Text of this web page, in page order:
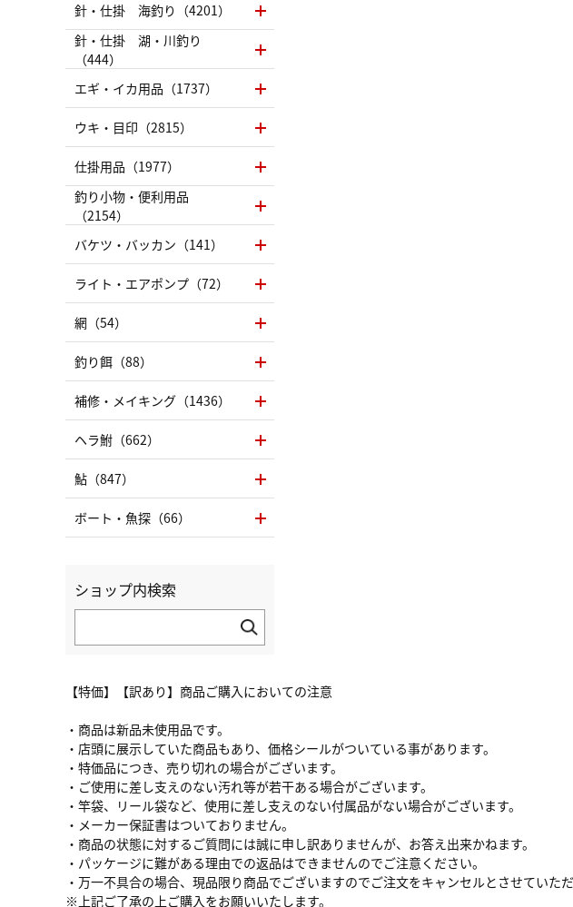
【特価】【訳あり】商品ご購入においての注意
・商品は新品未使用品です。
・店頭に展示していた商品もあり、価格シールがついている事があります。
・特価品につき、売り切れの場合がございます。
・ご使用に差し支えのない汚れ等が若干ある場合がございます。
・竿袋、リール袋など、使用に差し支えのない付属品がない場合がございます。
・メーカー保証書はついておりません。
・商品の状態に対するご質問には誠に申し訳ありませんが、お答え出来かねます。
・パッケージに難がある理由での返品はできませんのでご注意ください。
・万一不具合の場合、現品限り商品でございますのでご注文をキャンセルとさせていただ
※上記ご了承の上ご購入をお願いいたします。
針・仕掛 海釣り（4201）
針・仕掛 湖・川釣り
（444）
エギ・イカ用品（1737）
ウキ・目印（2815）
仕掛用品（1977）
釣り小物・便利用品
（2154）
バケツ・バッカン（141）
ライト・エアポンプ（72）
網（54）
釣り餌（88）
補修・メイキング（1436）
ヘラ鮒（662）
鮎（847）
ボート・魚探（66）
ショップ内検索